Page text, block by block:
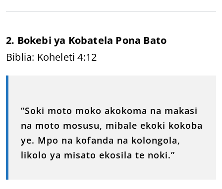
2. Bokebi ya Kobatela Pona Bato
Biblia: Koheleti 4:12
“Soki moto moko akokoma na makasi
na moto mosusu, mibale ekoki kokoba
ye. Mpo na kofanda na kolongola,
likolo ya misato ekosila te noki.”